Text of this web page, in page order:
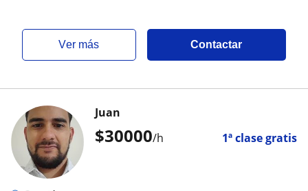
ver más Contactar
$30000/h 1ª clase gratis
Juan